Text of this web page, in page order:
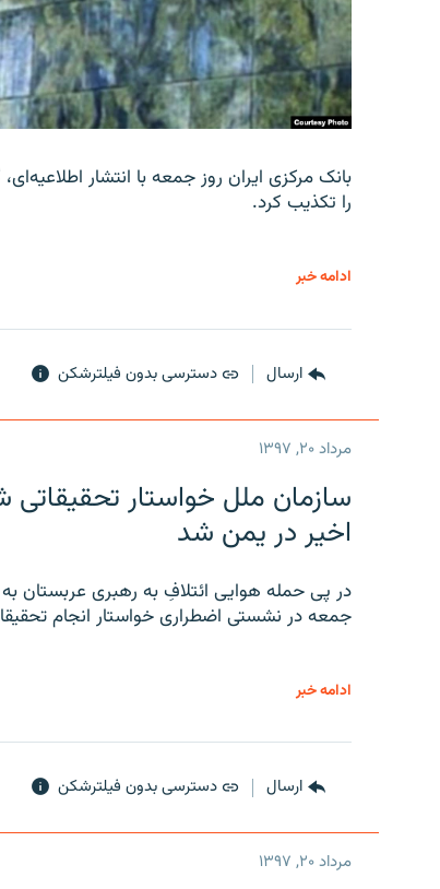
را تکذیب کرد.
ادامه خبر
ارسال دسترسی بدون فیلترشکن
مرداد ۲۰, ۱۳۹۷
سازمان ملل خواستار تحقیقاتی
اخیر در یمن شد
در پی حمله هوایی ائتلافِ به رهبری عربستان
جمعه در نشستی اضطراری خواستار انجام
ادامه خبر
ارسال دسترسی بدون فیلترشکن
مرداد ۲۰, ۱۳۹۷